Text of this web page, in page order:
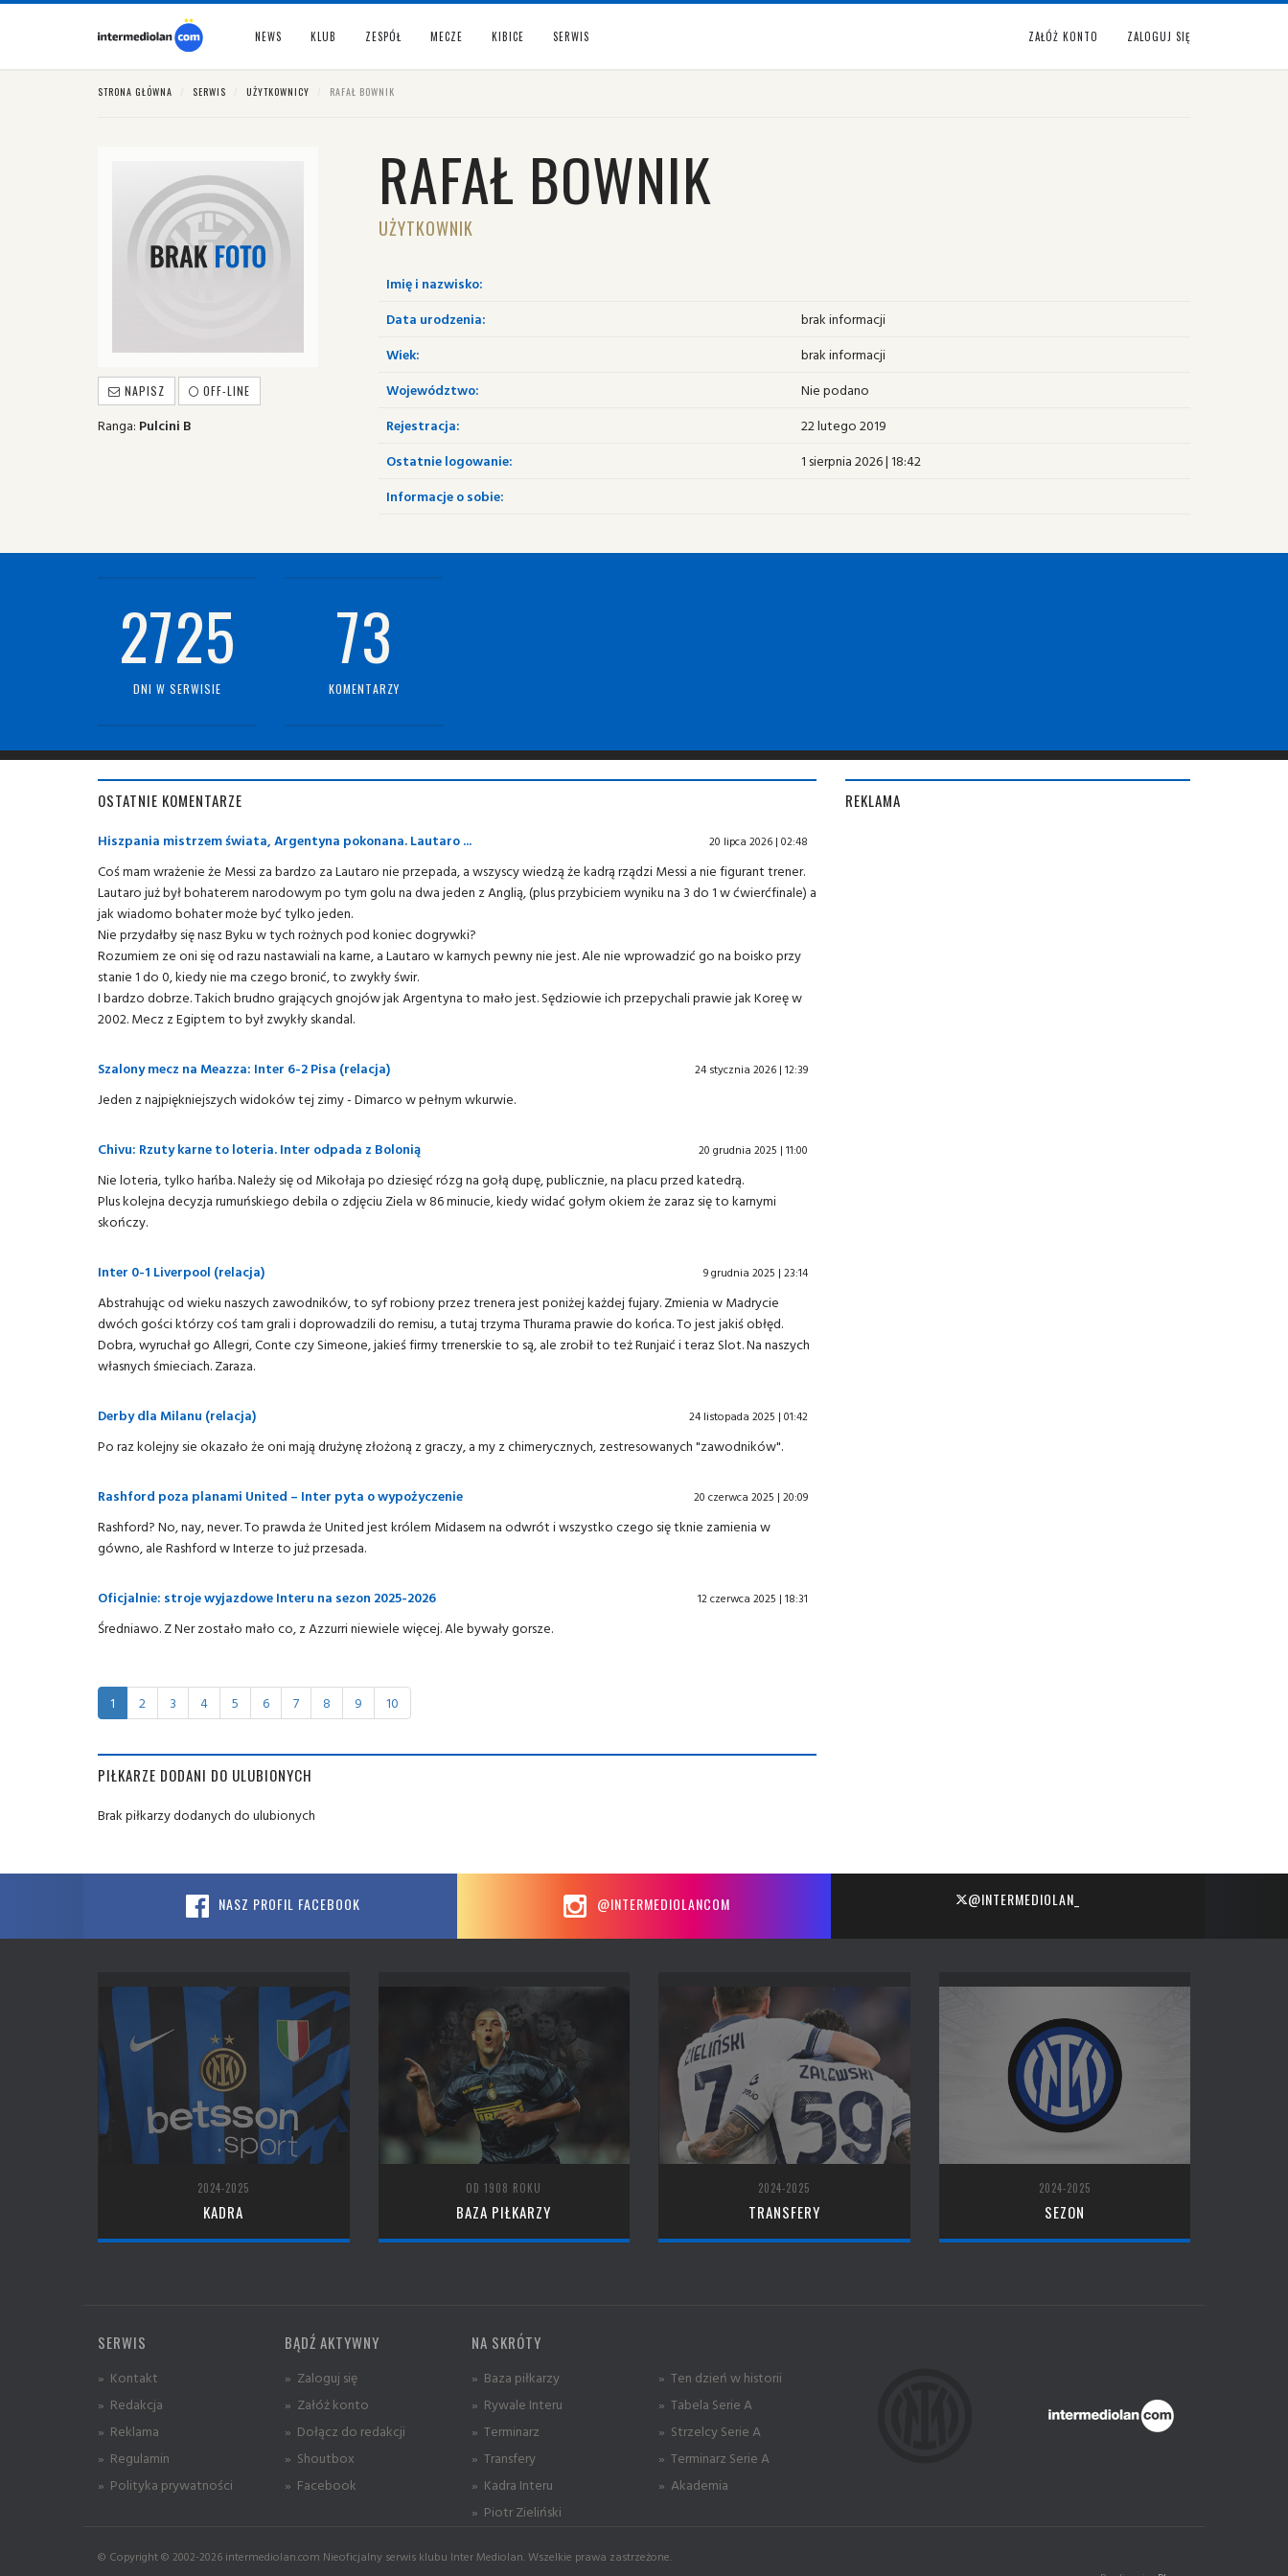
NEWS KLUB ZESPÓŁ MECZE KIBICE SERWIS ZAŁÓŻ KONTO ZALOGUJ SIĘ
STRONA GŁÓWNA SERWIS UŻYTKOWNICY RAFAŁ BOWNIK
NAPISZ OFF-LINE
Ranga: Pulcini B
RAFAŁ BOWNIK
UŻYTKOWNIK
Imię i nazwisko:
Data urodzenia:
brak informacji
Wiek:
brak informacji
Województwo:
Nie podano
Rejestracja:
22 lutego 2019
Ostatnie logowanie:
1 sierpnia 2026 | 18:42
Informacje o sobie:
2725
DNI W SERWISIE
73
KOMENTARZY
OSTATNIE KOMENTARZE
Hiszpania mistrzem świata, Argentyna pokonana. Lautaro ... 20 lipca 2026 | 02:48
Coś mam wrażenie że Messi za bardzo za Lautaro nie przepada, a wszyscy wiedzą że kadrą rządzi Messi a nie figurant trener.
Lautaro już był bohaterem narodowym po tym golu na dwa jeden z Anglią, (plus przybiciem wyniku na 3 do 1 w ćwierćfinale) a
jak wiadomo bohater może być tylko jeden.
Nie przydałby się nasz Byku w tych rożnych pod koniec dogrywki?
Rozumiem ze oni się od razu nastawiali na karne, a Lautaro w karnych pewny nie jest. Ale nie wprowadzić go na boisko przy
stanie 1 do 0, kiedy nie ma czego bronić, to zwykły świr.
I bardzo dobrze. Takich brudno grających gnojów jak Argentyna to mało jest. Sędziowie ich przepychali prawie jak Koreę w
2002. Mecz z Egiptem to był zwykły skandal.
Szalony mecz na Meazza: Inter 6-2 Pisa (relacja) 24 stycznia 2026 | 12:39
Jeden z najpiękniejszych widoków tej zimy - Dimarco w pełnym wkurwie.
Chivu: Rzuty karne to loteria. Inter odpada z Bolonią 20 grudnia 2025 | 11:00
Nie loteria, tylko hańba. Należy się od Mikołaja po dziesięć rózg na gołą dupę, publicznie, na placu przed katedrą.
Plus kolejna decyzja rumuńskiego debila o zdjęciu Ziela w 86 minucie, kiedy widać gołym okiem że zaraz się to karnymi
skończy.
Inter 0-1 Liverpool (relacja) 9 grudnia 2025 | 23:14
Abstrahując od wieku naszych zawodników, to syf robiony przez trenera jest poniżej każdej fujary. Zmienia w Madrycie
dwóch gości którzy coś tam grali i doprowadzili do remisu, a tutaj trzyma Thurama prawie do końca. To jest jakiś obłęd.
Dobra, wyruchał go Allegri, Conte czy Simeone, jakieś firmy trrenerskie to są, ale zrobił to też Runjaić i teraz Slot. Na naszych
własnych śmieciach. Zaraza.
Derby dla Milanu (relacja) 24 listopada 2025 | 01:42
Po raz kolejny sie okazało że oni mają drużynę złożoną z graczy, a my z chimerycznych, zestresowanych "zawodników".
Rashford poza planami United – Inter pyta o wypożyczenie 20 czerwca 2025 | 20:09
Rashford? No, nay, never. To prawda że United jest królem Midasem na odwrót i wszystko czego się tknie zamienia w
gówno, ale Rashford w Interze to już przesada.
Oficjalnie: stroje wyjazdowe Interu na sezon 2025-2026 12 czerwca 2025 | 18:31
Średniawo. Z Ner zostało mało co, z Azzurri niewiele więcej. Ale bywały gorsze.
1 2 3 4 5 6 7 8 9 10
PIŁKARZE DODANI DO ULUBIONYCH
Brak piłkarzy dodanych do ulubionych
REKLAMA
NASZ PROFIL FACEBOOK @INTERMEDIOLANCOM @INTERMEDIOLAN_
2024-2025
KADRA
OD 1908 ROKU
BAZA PIŁKARZY
2024-2025
TRANSFERY
2024-2025
SEZON
SERWIS
» Kontakt
» Redakcja
» Reklama
» Regulamin
» Polityka prywatności
BĄDŹ AKTYWNY
» Zaloguj się
» Załóż konto
» Dołącz do redakcji
» Shoutbox
» Facebook
NA SKRÓTY
» Baza piłkarzy
» Rywale Interu
» Terminarz
» Transfery
» Kadra Interu
» Piotr Zieliński
» Ten dzień w historii
» Tabela Serie A
» Strzelcy Serie A
» Terminarz Serie A
» Akademia
© Copyright © 2002-2026 intermediolan.com Nieoficjalny serwis klubu Inter Mediolan. Wszelkie prawa zastrzeżone.